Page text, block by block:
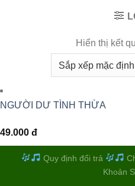
Hiển thị kết
NGƯỜI DƯ TÌNH THỪA
49.000 đ
Quy định đổi trả
Khoản